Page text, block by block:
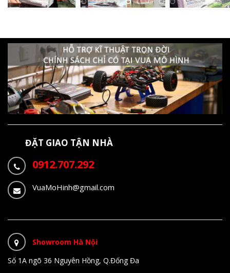
ĐẶT GIAO TẬN NHÀ
0912.707.292
VuaMoHinh@gmail.com
Showroom Hà Nội
Số 1A ngõ 36 Nguyên Hồng, Q.Đống Đa